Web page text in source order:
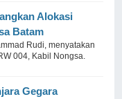
Alokasi
Batam
Rudi, menyatakan
004, Kabil Nongsa.
Gegara